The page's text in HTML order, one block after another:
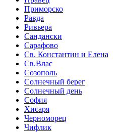
Приморско
Равда
Ривьера
Сандански
Сарафово
Св. Константин и Елена
Св.Влас
Созополь
Солнечный берег
Солнечный день
София
Хисаря
Черноморец
Чифлик